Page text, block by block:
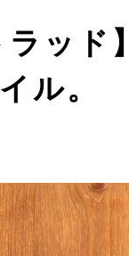
ラッド
ル。